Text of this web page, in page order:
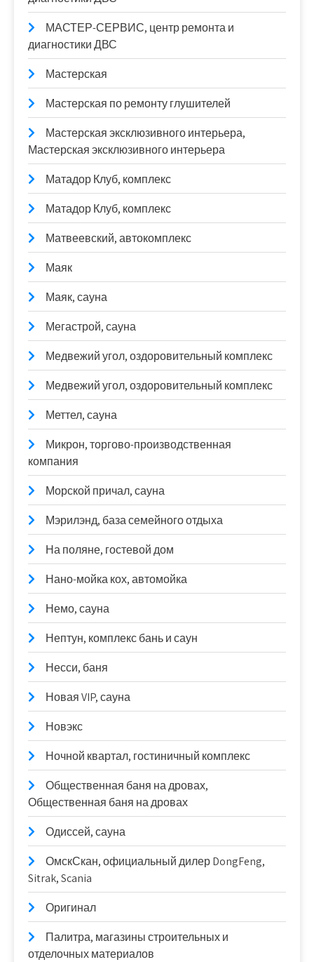
МАСТЕР-СЕРВИС, центр ремонта и
диагностики ДВС
Мастерская
Мастерская по ремонту глушителей
Мастерская эксклюзивного интерьера,
Мастерская эксклюзивного интерьера
Матадор Клуб, комплекс
Матадор Клуб, комплекс
Матвеевский, автокомплекс
Маяк
Маяк, сауна
Мегастрой, сауна
Медвежий угол, оздоровительный комплекс
Медвежий угол, оздоровительный комплекс
Меттел, сауна
Микрон, торгово-производственная
компания
Морской причал, сауна
Мэрилэнд, база семейного отдыха
На поляне, гостевой дом
Нано-мойка кох, автомойка
Немо, сауна
Нептун, комплекс бань и саун
Несси, баня
Новая VIP, сауна
Новэкс
Ночной квартал, гостиничный комплекс
Общественная баня на дровах,
Общественная баня на дровах
Одиссей, сауна
ОмскСкан, официальный дилер DongFeng,
Sitrak, Scania
Оригинал
Палитра, магазины строительных и
отделочных материалов